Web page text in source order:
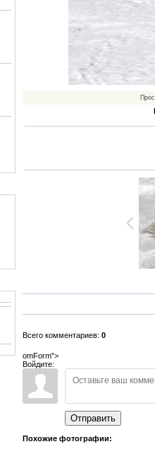
Всего комментариев: 0
omForm">
Войдите:
Отправить
Похожие фотографии: